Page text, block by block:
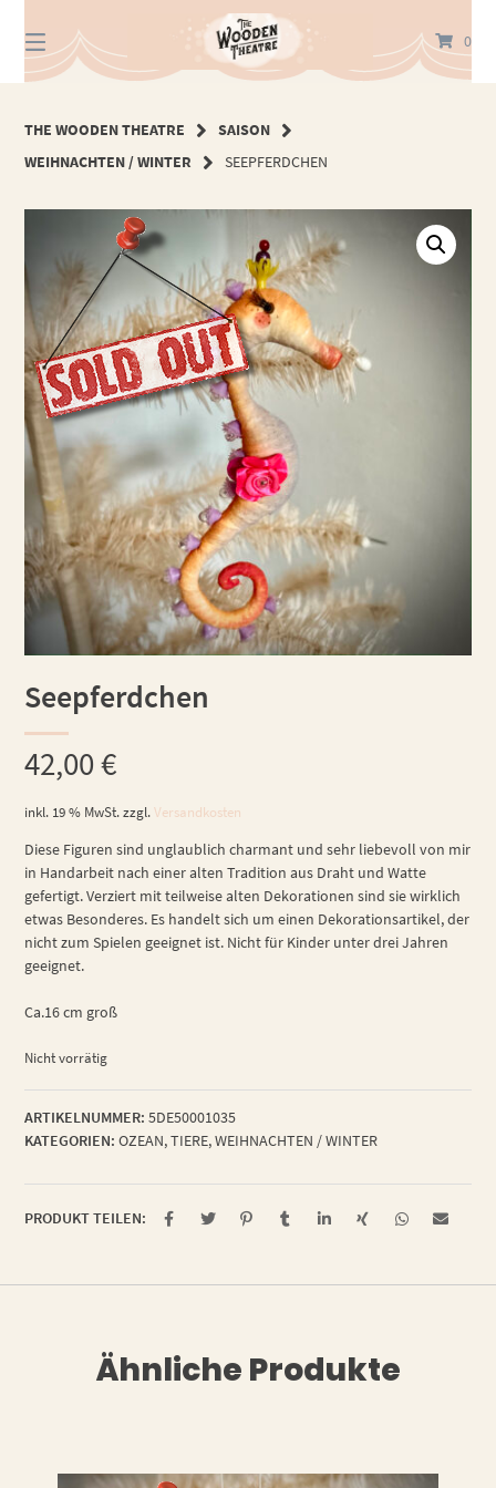
zum
Inhalt
0
THE WOODEN THEATRE
SAISON
WEIHNACHTEN / WINTER
SEEPFERDCHEN
Seepferdchen
42,00€
inkl. 19 % MwSt. zzgl.Versandkosten
Diese Figuren sind unglaublich charmant und sehr liebevoll von mir
in Handarbeit nach einer alten Tradition aus Draht und Watte
gefertigt. Verziert mit teilweise alten Dekorationen sind sie wirklich
etwas Besonderes. Es handelt sich um einen Dekorationsartikel, der
nicht zum Spielen geeignet ist. Nicht für Kinder unter drei Jahren
geeignet.
Ca.16 cm groß
Nicht vorrätig
ARTIKELNUMMER: 5DE50001035
KATEGORIEN: OZEAN,TIERE,WEIHNACHTEN / WINTER
PRODUKT TEILEN:
Ähnliche Produkte